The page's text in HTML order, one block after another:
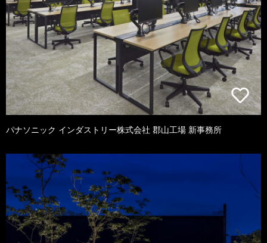
パナソニック インダストリー株式会社 郡山工場 新事務所